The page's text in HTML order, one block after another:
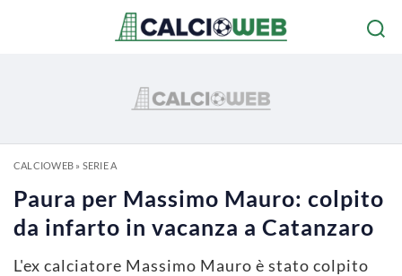
CALCIOWEB» SERIE A
Paura per Massimo Mauro: colpito
da infarto in vacanza a Catanzaro
L'ex calciatore Massimo Mauro è stato colpito